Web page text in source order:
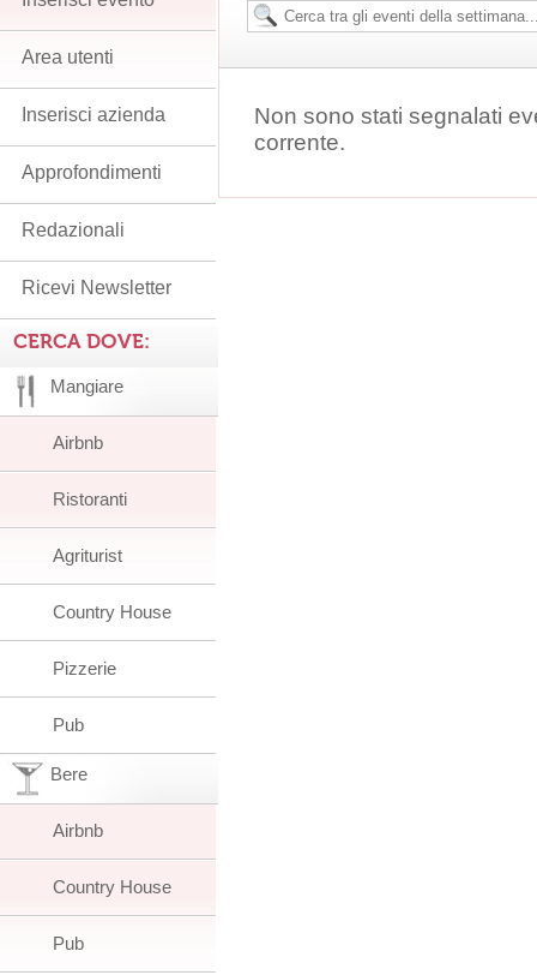
Non sono stati segnalati
corrente.
Area utenti
Inserisci azienda
Approfondimenti
Redazionali
Ricevi Newsletter
CERCA DOVE:
Mangiare
Airbnb
Ristoranti
Agriturist
Country House
Pizzerie
Pub
Bere
Airbnb
Country House
Pub